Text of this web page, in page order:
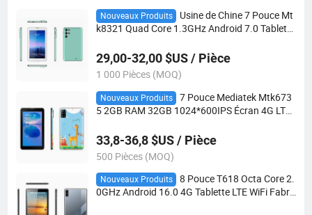
Nouveaux Produits
Usine de Chine 7 Pouce Mt
k8321 Quad Core 1.3GHz Android 7.0 Tablette
oid Éducatives pour Enfants
29,00-32,00 $US / Pièce
1 000 Pièces (MOQ)
Nouveaux Produits
7 Pouce Mediatek Mtk673
5 2GB RAM 32GB 1024*600IPS Écran 4G LTE
atif
33,8-36,8 $US / Pièce
500 Pièces (MOQ)
Nouveaux Produits
8 Pouce T618 Octa Core 2.
0GHz Android 16.0 4G Tablette LTE WiFi Fabri